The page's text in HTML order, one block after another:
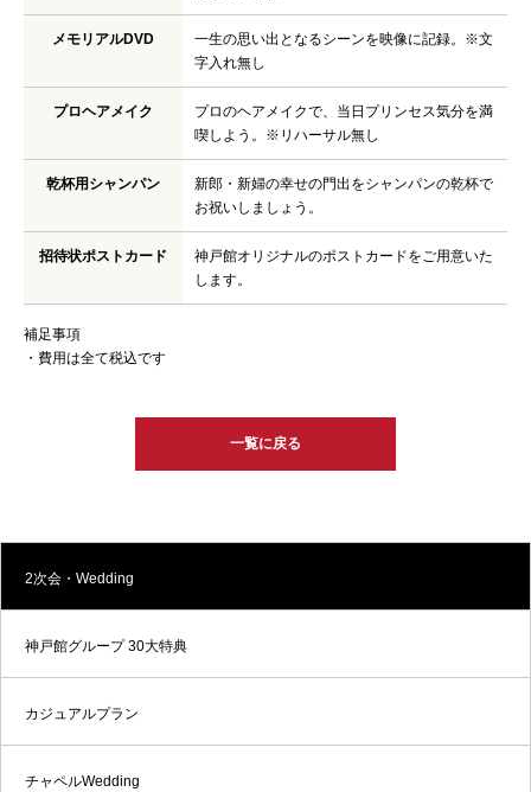
メモリアルDVD
一生の思い出となるシーンを映像に記録。※文
字入れ無し
プロヘアメイク
プロのヘアメイクで、当日プリンセス気分を満
喫しよう。※リハーサル無し
乾杯用シャンパン
新郎・新婦の幸せの門出をシャンパンの乾杯で
お祝いしましょう。
招待状ポストカード
神戸館オリジナルのポストカードをご用意いた
します。
補足事項
・費用は全て税込です
一覧に戻る
2次会・Wedding
神戸館グループ 30大特典
カジュアルプラン
チャペルWedding